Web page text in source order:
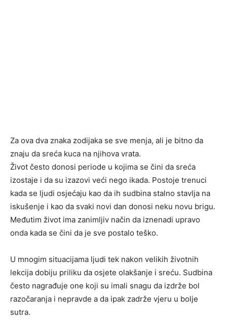
Za ova dva znaka zodijaka se sve menja, ali je bitno da
znaju da sreća kuca na njihova vrata.
Život često donosi periode u kojima se čini da sreća
izostaje i da su izazovi veći nego ikada. Postoje trenuci
kada se ljudi osjećaju kao da ih sudbina stalno stavlja na
iskušenje i kao da svaki novi dan donosi neku novu brigu.
Međutim život ima zanimljiv način da iznenadi upravo
onda kada se čini da je sve postalo teško.
U mnogim situacijama ljudi tek nakon velikih životnih
lekcija dobiju priliku da osjete olakšanje i sreću. Sudbina
često nagrađuje one koji su imali snagu da izdrže bol
razočaranja i nepravde a da ipak zadrže vjeru u bolje
sutra.